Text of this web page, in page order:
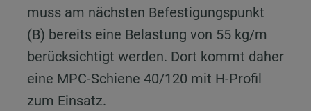
muss am nächsten Befestigungspunkt
(B) bereits eine Belastung von 55 kg/m
berücksichtigt werden. Dort kommt daher
eine MPC-Schiene 40/120 mit H-Profil
zum Einsatz.